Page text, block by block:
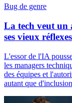
Bug de genre
La tech veut un
ses vieux réflexes
L'essor de l'IA
les managers
des équipes et
autant que